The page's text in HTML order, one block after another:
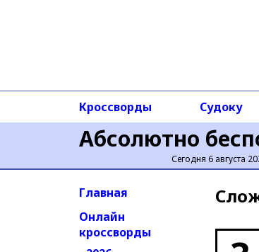
Абсолютно
Сегодня 6 августа
Кроссворды Судоку
Главная
Онлайн
кроссворды